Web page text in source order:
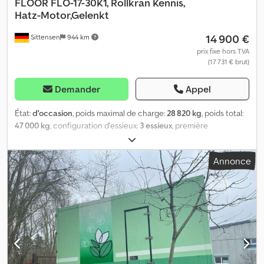
Sittensen 944 km
FLOOR FLO-17-30K1, Rollkran Kennis,
Hatz-Motor,Gelenkt
14 900 €
prix fixe hors TVA
(17 731 € brut)
Demander Appel
État:d'occasion, poids maximal de charge:28 820 kg, poids total:
47 000 kg, configuration d'essieux: 3 essieux, première
, longueur de l'espace de chargement:
12 370 mm, largeur de l’espace de chargement:2 480 mm,
hauteur de l'espace de chargement:
1 000 mm, volume de
l'espace de chargement:31 m³, largeur totale:2 550 mm, hauteur
totale:2 500 mm, Équipement:ABS, grue, KENNIS / Grue mobile
sur plateau, type : R-14/6.00, fonctionnement de la grue par
commande séparée. Moteur diesel HATZ, plage de pivotement
400 degrés, 2 rallonges hydrauliques, commande du grappin,
commande depuis siège surélevé, diagramme de capacité : env.
3,40 m - 4 100 kg, 4,70 m - 2 900 kg, 6,00 m - 2 200 kg. Pince à
pierre HIAB type : 332-V-1100, capacité env. 1 900 kg. Ridelles
Annonce